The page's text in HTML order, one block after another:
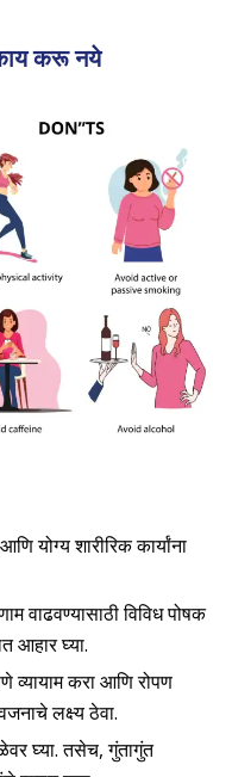
करू नये
योग्य शारीरिक कार्यांना
वाढवण्यासाठी विविध पोषक
आहार घ्या.
व्यायाम करा आणि रोपण
लक्ष्य ठेवा.
घ्या. तसेच, गुंतागुंत